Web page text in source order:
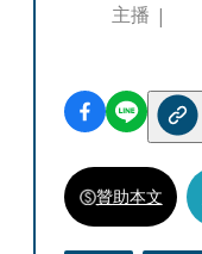
主播
贊助本文